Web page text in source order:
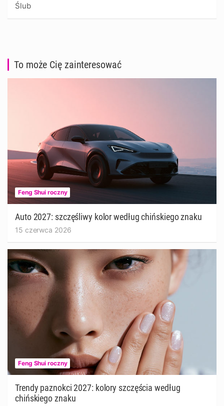
Ślub
To może Cię zainteresować
Feng Shui roczny
Auto 2027: szczęśliwy kolor według chińskiego znaku
15 czerwca 2026
Feng Shui roczny
Trendy paznokci 2027: kolory szczęścia według
chińskiego znaku